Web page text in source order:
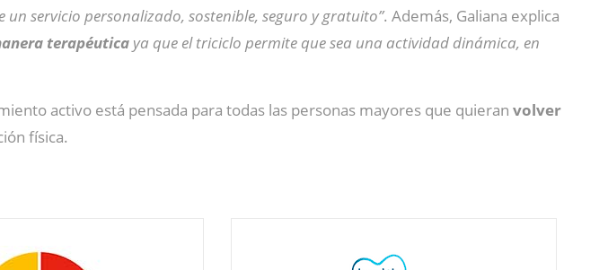
un servicio personalizado, sostenible, seguro y gratuito”. Además, Galiana explica
terapéutica ya que el triciclo permite que sea una actividad dinámica, en
activo está pensada para todas las personas mayores que quieran volver
física.